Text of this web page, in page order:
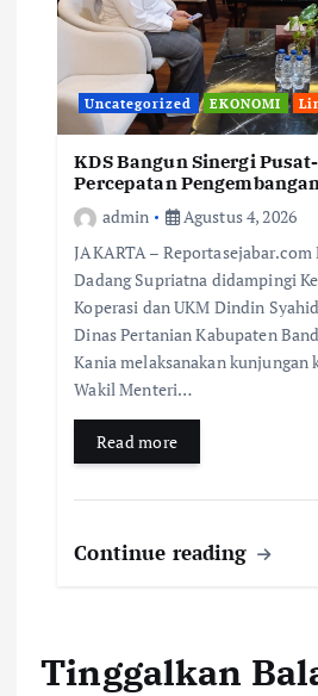
Uncategorized EKONOMI
KDS Bangun Sinergi
Percepatan
admin
Agustus 4, 2026
JAKARTA –
Dadang Supriatna didampingi
Koperasi dan UKM Dindin
Dinas Pertanian Kabupaten
Kania melaksanakan kunjungan
Wakil Menteri…
Read more
Continue reading
Tinggalkan